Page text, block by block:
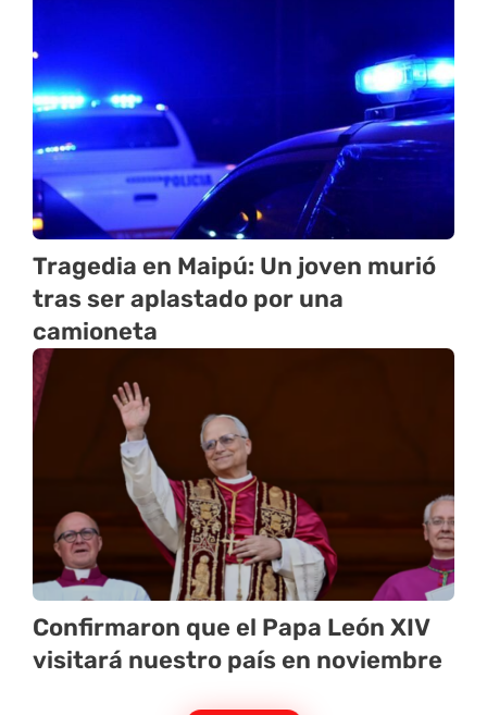
Tragedia en Maipú: Un joven murió
tras ser aplastado por una
camioneta
Confirmaron que el Papa León XIV
visitará nuestro país en noviembre